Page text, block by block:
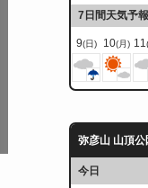
7日間天気予報
9(日) 10(月) 11
弥彦山 山頂
今日